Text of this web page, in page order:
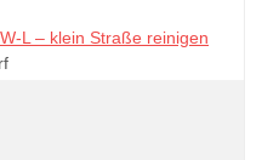
L – klein Straße reinigen